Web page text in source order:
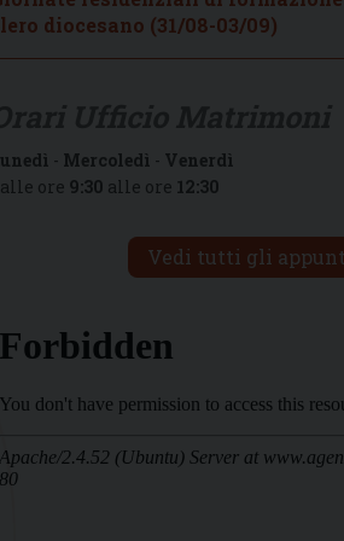
diocesano (31/08-03/09)
- Mercoledì - Venerdì
ore 9:30 alle ore 12:30
Vedi tutti gli